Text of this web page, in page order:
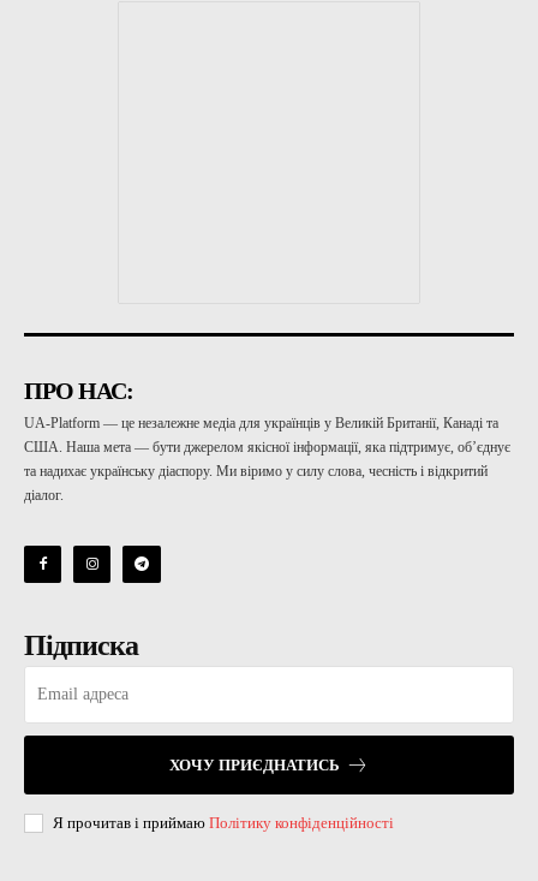
ПРО НАС:
UA-Platform — це незалежне медіа для українців у Великій Британії, Канаді та
США. Наша мета — бути джерелом якісної інформації, яка підтримує, об’єднує
та надихає українську діаспору. Ми віримо у силу слова, чесність і відкритий
діалог.
Підписка
ХОЧУ ПРИЄДНАТИСЬ
Я прочитав і приймаю Політику конфіденційності